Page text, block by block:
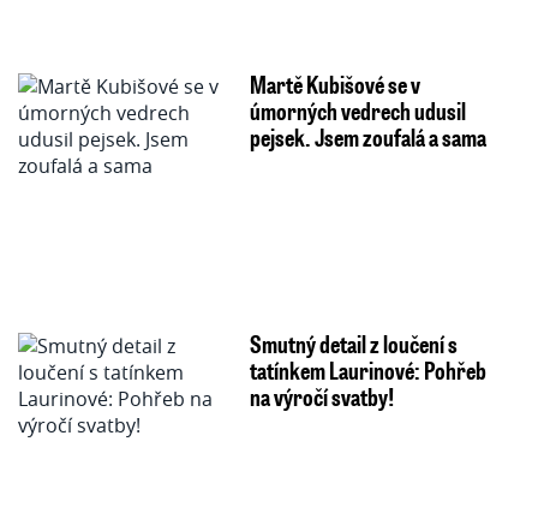
Martě Kubišové se v
úmorných vedrech udusil
pejsek. Jsem zoufalá a sama
Smutný detail z loučení s
tatínkem Laurinové: Pohřeb
na výročí svatby!